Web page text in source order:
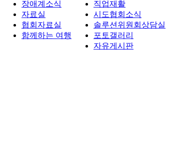
장애계소식
자료실
협회자료실
함께하는 여행
직업재활
시도협회소식
솔루션위원회상담실
포토갤러리
자유게시판